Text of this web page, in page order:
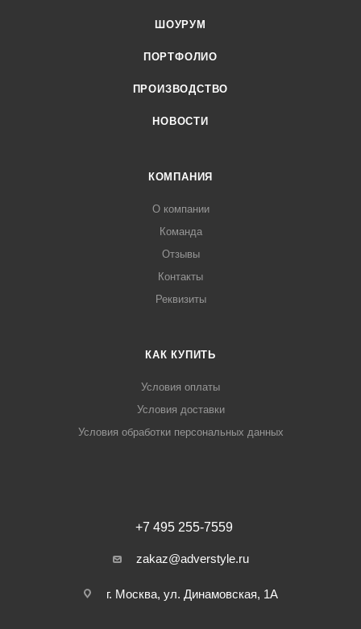
ШОУРУМ
ПОРТФОЛИО
ПРОИЗВОДСТВО
НОВОСТИ
КОМПАНИЯ
О компании
Команда
Отзывы
Контакты
Реквизиты
КАК КУПИТЬ
Условия оплаты
Условия доставки
Условия обработки персональных данных
+7 495 255-7559
zakaz@adverstyle.ru
г. Москва, ул. Динамовская, 1А